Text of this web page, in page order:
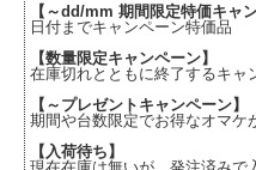
【～dd/mm 期間限定特価キャ
日付までキャンペーン特価品
【数量限定キャンペーン】
在庫切れとともに終了するキャ
【～プレゼントキャンペーン】
期間や台数限定でお得なオマケ
【入荷待ち】